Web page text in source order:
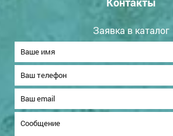
Заявка в каталог